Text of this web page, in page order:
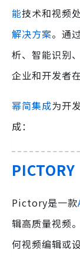
能技术和视频
解决方案。通
析、智能识别
企业和开发者
幂简集成为开
成：
PICTORY
Pictory是一款
辑高质量视频
何视频编辑或